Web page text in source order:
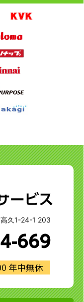
久1-24-1 203